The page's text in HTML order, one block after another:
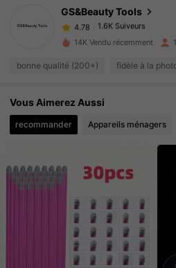
GS&Beauty Tools
4.78
4.78 1.6K Suiveurs
1.6K Suiveurs
4.78 1.6K Suiveurs
4.78
4.78
14K Vendu récemment
bonne qualité (200+) fidèle à la
Vous Aimerez Aussi
recommander Appareils ménagers